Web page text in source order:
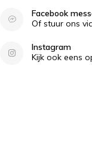
Facebook
Of stuur ons
Instagram
Kijk ook eens